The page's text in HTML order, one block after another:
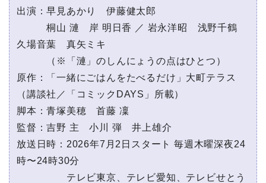
出演：早見あかり 伊藤健太郎
桐山 漣 岸 明日香 ／ 岩永洋昭 浅野千鶴
久場音葉 真矢ミキ
（※「漣」のしんにょうの点はひとつ）
原作：「一緒にごはんをたべるだけ」大町テラス
（講談社／「コミックDAYS」所載）
脚本：青塚美穂 首藤 凜
監督：吉野 主 小川 弾 井上雄介
放送日時：2026年7月2日スタート 毎週木曜深夜24
時〜24時30分
テレビ東京、テレビ愛知、テレビせとう